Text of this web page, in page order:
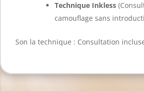
Technique Inkless
camouflage sans
Son la technique : Consultation